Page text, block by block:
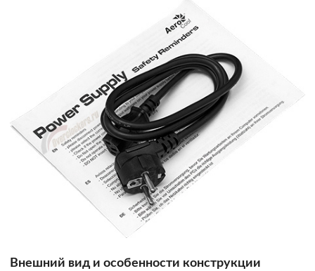
Внешний вид и особенности конструкции